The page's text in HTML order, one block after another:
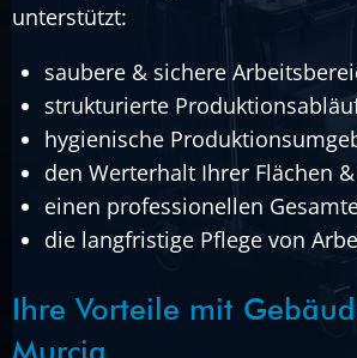
unterstützt:
saubere & sichere
strukturierte
hygienische
den Werterhalt Ihrer Flächen
einen professionellen
die langfristige Pflege von
Ihre Vorteile mit
Murcia